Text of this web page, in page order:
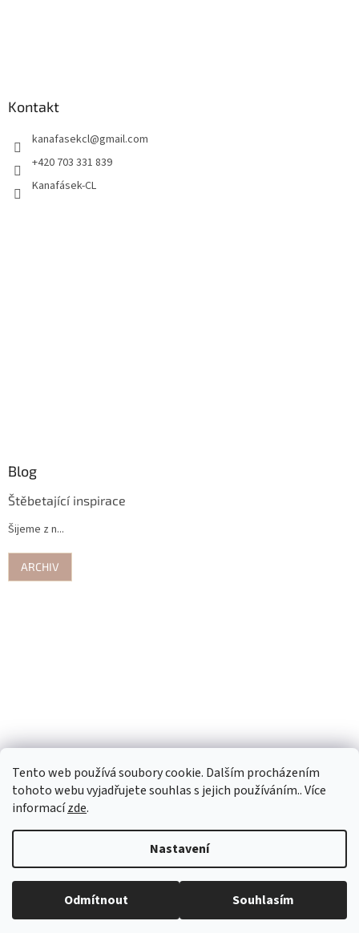
Tento web používá soubory cookie. Dalším procházením
tohoto webu vyjadřujete souhlas s jejich používáním.. Více
informacízde.
Nastavení
Odmítnout Souhlasím
Kontakt
kanafasekcl@gmail.com
+420 703 331 839
Kanafásek-CL
Blog
Štěbetající inspirace
Šijeme z n...
ARCHIV
Vytvořil Shoptet
Copyright 2026Kanafásek-CL . Všechna práva vyhrazena.